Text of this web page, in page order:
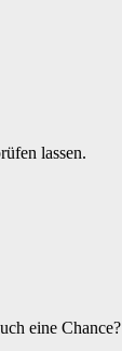
lassen.
eine Chance?